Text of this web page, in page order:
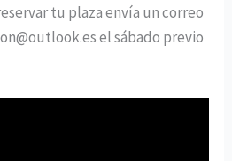
tu plaza envía un correo
el sábado previo